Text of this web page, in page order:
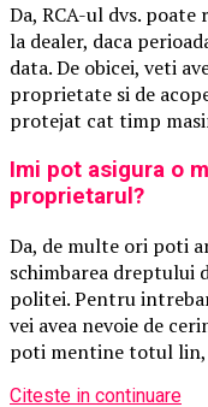
Da, RCA-ul dvs.
la dealer, daca
data. De obicei, veti
proprietate si de
protejat cat timp
Imi pot asigura o
proprietarul?
Da, de multe ori poti
schimbarea dreptului
politei. Pentru
vei avea nevoie de
poti mentine totul
Citeste in continuare